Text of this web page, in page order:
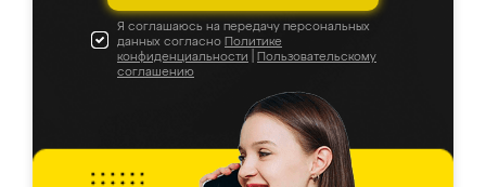
Я соглашаюсь на передачу персональных
данных согласно Политике
конфиденциальности
Пользовательскому
соглашению